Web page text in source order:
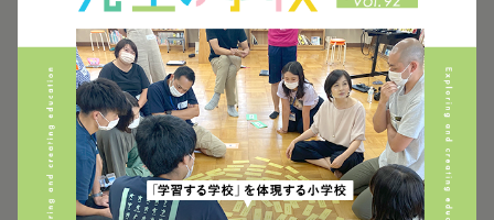
ると、選択されるパーツが増えていきます。